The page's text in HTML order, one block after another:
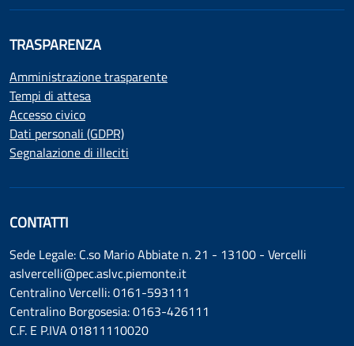
TRASPARENZA
Amministrazione trasparente
Tempi di attesa
Accesso civico
Dati personali (GDPR)
Segnalazione di illeciti
CONTATTI
Sede Legale: C.so Mario Abbiate n. 21 - 13100 - Vercelli
aslvercelli@pec.aslvc.piemonte.it
Centralino Vercelli: 0161-593111
Centralino Borgosesia: 0163-426111
C.F. E P.IVA 01811110020